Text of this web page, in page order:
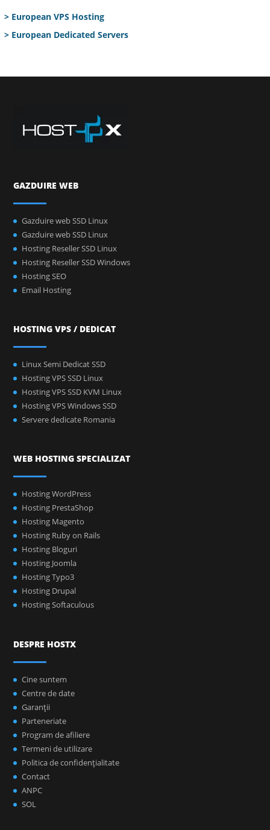
> European VPS Hosting
> European Dedicated Servers
GAZDUIRE WEB
Gazduire web SSD Linux
Gazduire web SSD Linux
Hosting Reseller SSD Linux
Hosting Reseller SSD Windows
Hosting SEO
Email Hosting
HOSTING VPS / DEDICAT
Linux Semi Dedicat SSD
Hosting VPS SSD Linux
Hosting VPS SSD KVM Linux
Hosting VPS Windows SSD
Servere dedicate Romania
WEB HOSTING SPECIALIZAT
Hosting WordPress
Hosting PrestaShop
Hosting Magento
Hosting Ruby on Rails
Hosting Bloguri
Hosting Joomla
Hosting Typo3
Hosting Drupal
Hosting Softaculous
DESPRE HOSTX
Cine suntem
Centre de date
Garanţii
Parteneriate
Program de afiliere
Termeni de utilizare
Politica de confidenţialitate
Contact
ANPC
SOL